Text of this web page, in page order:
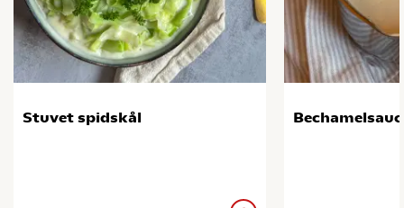
Stuvet spidskål